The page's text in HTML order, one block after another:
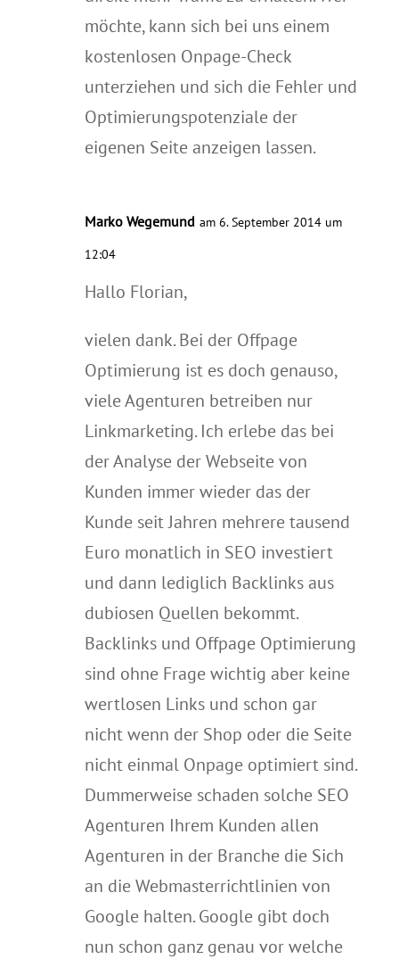
möchte, kann sich bei uns einem
kostenlosen Onpage-Check
unterziehen und sich die Fehler und
Optimierungspotenziale der
eigenen Seite anzeigen lassen.
Marko Wegemund am 6. September 2014 um
12:04
Hallo Florian,
vielen dank. Bei der Offpage
Optimierung ist es doch genauso,
viele Agenturen betreiben nur
Linkmarketing. Ich erlebe das bei
der Analyse der Webseite von
Kunden immer wieder das der
Kunde seit Jahren mehrere tausend
Euro monatlich in SEO investiert
und dann lediglich Backlinks aus
dubiosen Quellen bekommt.
Backlinks und Offpage Optimierung
sind ohne Frage wichtig aber keine
wertlosen Links und schon gar
nicht wenn der Shop oder die Seite
nicht einmal Onpage optimiert sind.
Dummerweise schaden solche SEO
Agenturen Ihrem Kunden allen
Agenturen in der Branche die Sich
an die Webmasterrichtlinien von
Google halten. Google gibt doch
nun schon ganz genau vor welche